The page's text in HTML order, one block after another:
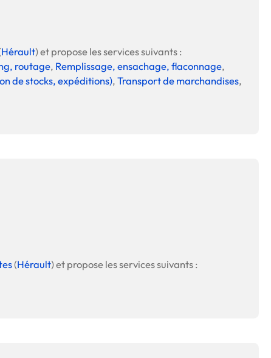
Hérault) et propose les services suivants :
routage, Remplissage, ensachage, flaconnage,
de stocks, expéditions),Transport de marchandises,
(Hérault) et propose les services suivants :